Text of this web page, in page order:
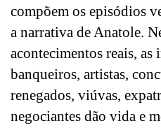
compõem os episódios
a narrativa de Anatole.
acontecimentos reais, as
banqueiros, artistas,
renegados, viúvas,
negociantes dão vida e